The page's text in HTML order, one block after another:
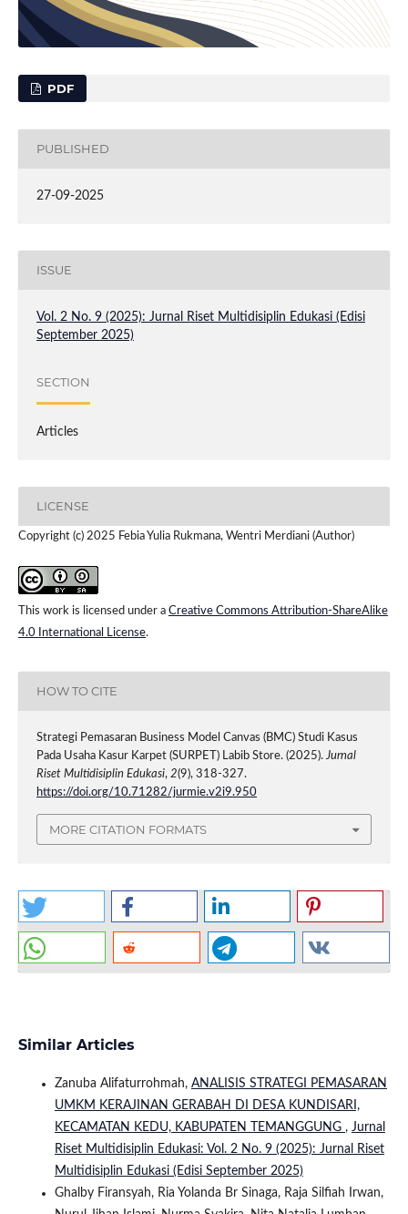
PDF
PUBLISHED
27-09-2025
ISSUE
Vol. 2 No. 9 (2025): Jurnal Riset Multidisiplin Edukasi (Edisi
September 2025)
SECTION
Articles
LICENSE
Copyright (c) 2025 Febia Yulia Rukmana, Wentri Merdiani (Author)
This work is licensed under a Creative Commons Attribution-ShareAlike
4.0 International License.
HOW TO CITE
Strategi Pemasaran Business Model Canvas (BMC) Studi Kasus
Pada Usaha Kasur Karpet (SURPET) Labib Store. (2025).Jurnal
Riset Multidisiplin Edukasi, 2(9), 318-327.
https://doi.org/10.71282/jurmie.v2i9.950
MORE CITATION FORMATS
Similar Articles
Zanuba Alifaturrohmah, ANALISIS STRATEGI PEMASARAN
UMKM KERAJINAN GERABAH DI DESA KUNDISARI,
KECAMATAN KEDU, KABUPATEN TEMANGGUNG , Jurnal
Riset Multidisiplin Edukasi: Vol. 2 No. 9 (2025): Jurnal Riset
Multidisiplin Edukasi (Edisi September 2025)
Ghalby Firansyah, Ria Yolanda Br Sinaga, Raja Silfiah Irwan,